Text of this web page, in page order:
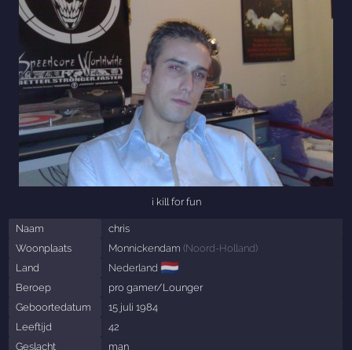
i kill for fun
Naam
chris
Woonplaats
Monnickendam (Noord-Holland)
Land
Nederland 🇳🇱
Beroep
pro gamer/Lounger
Geboortedatum
15 juli 1984
Leeftijd
42
Geslacht
man